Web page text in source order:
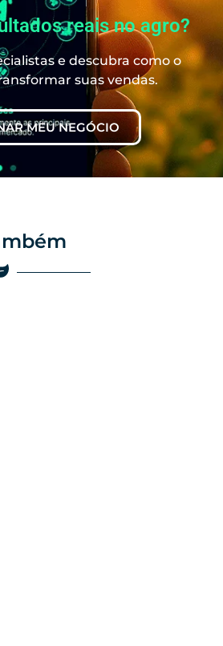
reais no agro?
e descubra como o
suas vendas.
MEU NEGÓCIO